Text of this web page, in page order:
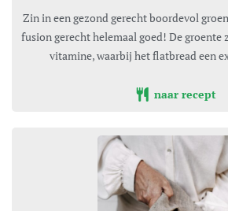
Zin in een gezond gerecht boordevol groente? Dan zit je met dit
fusion gerecht helemaal goed! De groente
vitamine, waarbij het flatbread een
naar recept